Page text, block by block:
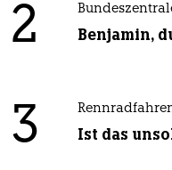
2 Benjamin,
3 Ist das